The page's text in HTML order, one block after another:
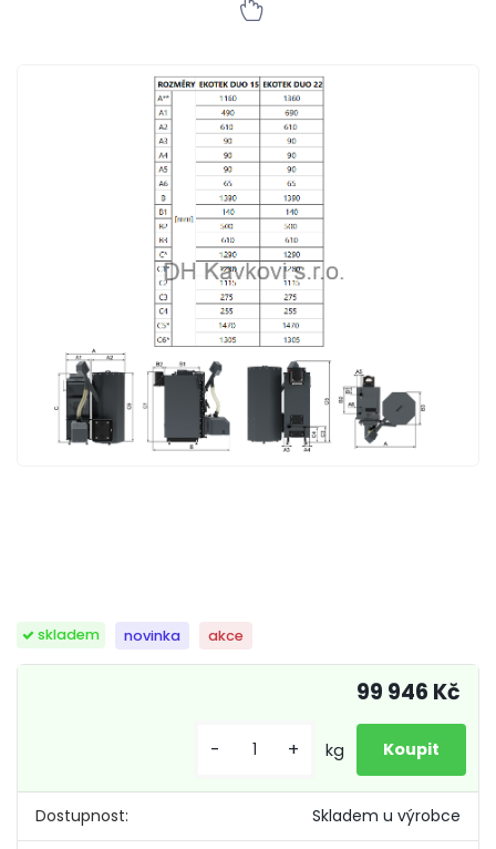
skladem novinka akce
Dostupnost: Skladem u výrobce
99 946 Kč
- + kg